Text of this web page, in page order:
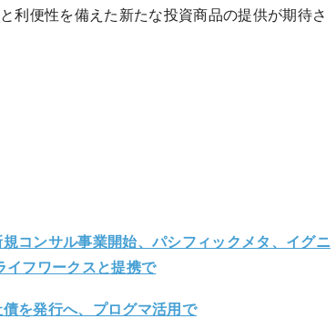
利便性を備えた新たな投資商品の提供が期待さ
コンサル事業開始、パシフィックメタ、イグニ
イフワークスと提携で
を発行へ、プログマ活用で